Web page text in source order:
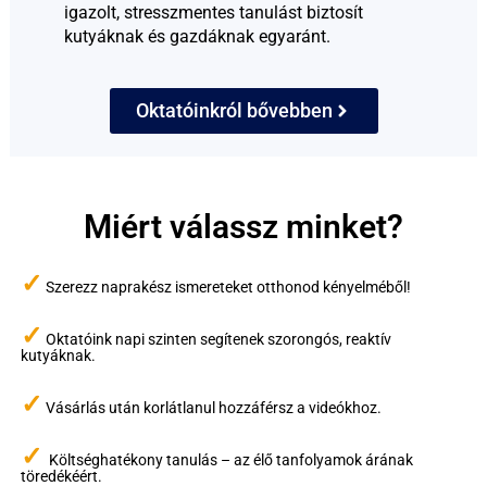
igazolt, stresszmentes tanulást biztosít
kutyáknak és gazdáknak egyaránt.
Oktatóinkról bővebben
Miért válassz minket?
✓ Szerezz naprakész ismereteket otthonod kényelméből!
✓ Oktatóink napi szinten segítenek szorongós, reaktív
kutyáknak.
✓ Vásárlás után korlátlanul hozzáférsz a videókhoz.
✓
Költséghatékony tanulás – az élő tanfolyamok árának
töredékéért.